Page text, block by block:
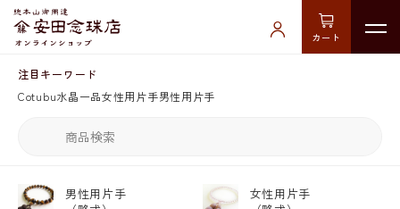
カート
注目キーワード
Cotubu水晶一品女性用片手男性用片手
男性用片手
女性用片手